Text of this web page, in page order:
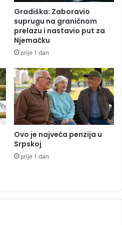
Gradiška: Zaboravio
suprugu na graničnom
prelazu i nastavio put za
Njemačku
prije 1 dan
Ovo je najveća penzija u
Srpskoj
prije 1 dan